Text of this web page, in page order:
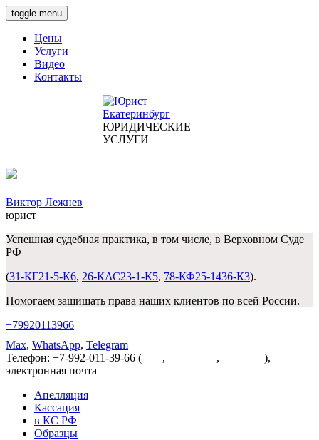
toggle menu
Цены
Услуги
Видео
Контакты
ЮРИДИЧЕСКИЕ
УСЛУГИ
Виктор Лежнев
юрист
Успешная судебная практика, в том числе, в Верховном Суде
РФ
(31-КГ21-5-К6, 26-КАС23-1-К5, 78-КФ25-1436-К3).
Помогаем защищать права наших клиентов по всей России.
+79920113966
Max, WhatsApp, Telegram
Телефон: +7-992-011-39-66 (
, ,
),
электронная почта
Апелляция
Кассация
в КС РФ
Образцы